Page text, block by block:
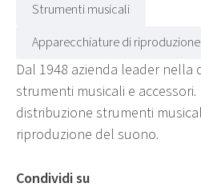
Strumenti musicali
Apparecchiature di
Dal 1948 azienda leader nella
strumenti musicali e
distribuzione strumenti
riproduzione del suono.
Condividi su